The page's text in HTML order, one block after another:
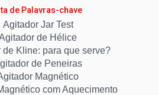
de Palavras-chave
Agitador Jar Test
de Hélice
de Kline: para que serve?
de Peneiras
Magnético
com Aquecimento